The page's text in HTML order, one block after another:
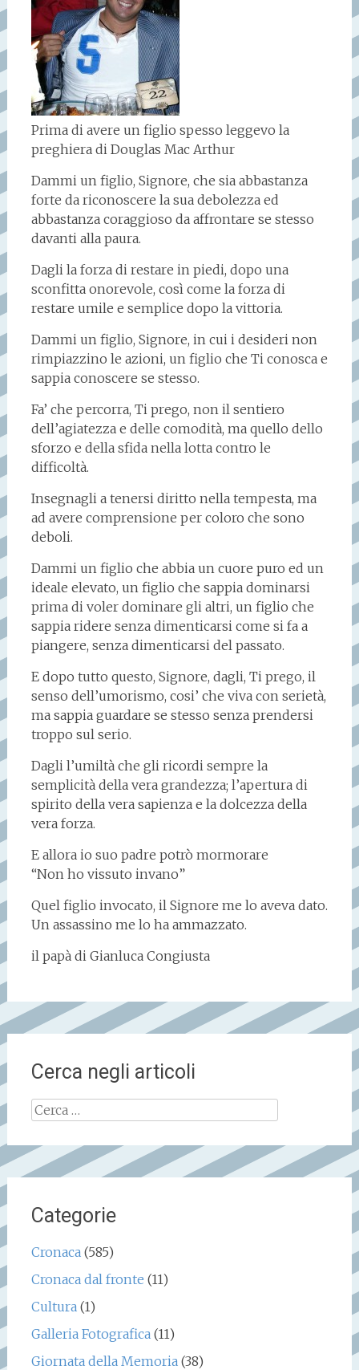
Prima di avere un figlio spesso leggevo la
preghiera di Douglas Mac Arthur
Dammi un figlio, Signore, che sia abbastanza
forte da riconoscere la sua debolezza ed
abbastanza coraggioso da affrontare se stesso
davanti alla paura.
Dagli la forza di restare in piedi, dopo una
sconfitta onorevole, così come la forza di
restare umile e semplice dopo la vittoria.
Dammi un figlio, Signore, in cui i desideri non
rimpiazzino le azioni, un figlio che Ti conosca e
sappia conoscere se stesso.
Fa’ che percorra, Ti prego, non il sentiero
dell’agiatezza e delle comodità, ma quello dello
sforzo e della sfida nella lotta contro le
difficoltà.
Insegnagli a tenersi diritto nella tempesta, ma
ad avere comprensione per coloro che sono
deboli.
Dammi un figlio che abbia un cuore puro ed un
ideale elevato, un figlio che sappia dominarsi
prima di voler dominare gli altri, un figlio che
sappia ridere senza dimenticarsi come si fa a
piangere, senza dimenticarsi del passato.
E dopo tutto questo, Signore, dagli, Ti prego, il
senso dell’umorismo, cosi’ che viva con serietà,
ma sappia guardare se stesso senza prendersi
troppo sul serio.
Dagli l’umiltà che gli ricordi sempre la
semplicità della vera grandezza; l’apertura di
spirito della vera sapienza e la dolcezza della
vera forza.
E allora io suo padre potrò mormorare
“Non ho vissuto invano”
Quel figlio invocato, il Signore me lo aveva dato.
Un assassino me lo ha ammazzato.
il papà di Gianluca Congiusta
Cerca negli articoli
Ricerca
Categorie
Cronaca(585)
Cronaca dal fronte (11)
Cultura(1)
Galleria Fotografica(11)
Giornata della Memoria(38)